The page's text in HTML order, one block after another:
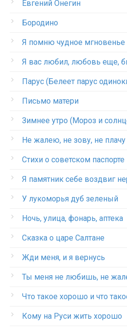
Евгений Онегин
Бородино
Я помню чудное мгновенье
Я вас любил, любовь еще,
Парус (Белеет парус
Письмо матери
Зимнее утро (Мороз и
Не жалею, не зову, не плачу
Стихи о советском паспорте
Я памятник себе воздвиг
У лукоморья дуб зеленый
Ночь, улица, фонарь, аптека
Сказка о царе Салтане
Жди меня, и я вернусь
Ты меня не любишь, не
Что такое хорошо и что
Кому на Руси жить хорошо